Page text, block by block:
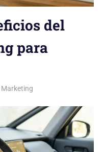
del
para
Marketing